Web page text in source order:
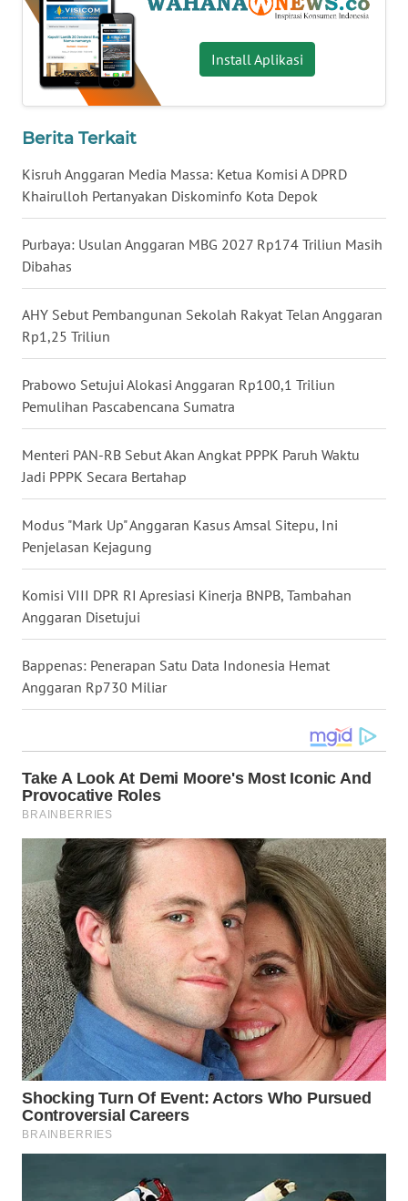
Install Aplikasi
Berita Terkait
Kisruh Anggaran Media Massa: Ketua Komisi A DPRD
Khairulloh Pertanyakan Diskominfo Kota Depok
Purbaya: Usulan Anggaran MBG 2027 Rp174 Triliun Masih
Dibahas
AHY Sebut Pembangunan Sekolah Rakyat Telan Anggaran
Rp1,25 Triliun
Prabowo Setujui Alokasi Anggaran Rp100,1 Triliun
Pemulihan Pascabencana Sumatra
Menteri PAN-RB Sebut Akan Angkat PPPK Paruh Waktu
Jadi PPPK Secara Bertahap
Modus "Mark Up" Anggaran Kasus Amsal Sitepu, Ini
Penjelasan Kejagung
Komisi VIII DPR RI Apresiasi Kinerja BNPB, Tambahan
Anggaran Disetujui
Bappenas: Penerapan Satu Data Indonesia Hemat
Anggaran Rp730 Miliar
WN
BABEL
WN
SUMSEL
BENGKULU
LAMPUNG
WN
JATENG
WN
NUSANTARA
WN
JOGJA
WN
WN
KALTENG
WN
KALTARA
WN
KALSEL
WN
KALTIM
WN
SULSEL
WN
GORONTALO